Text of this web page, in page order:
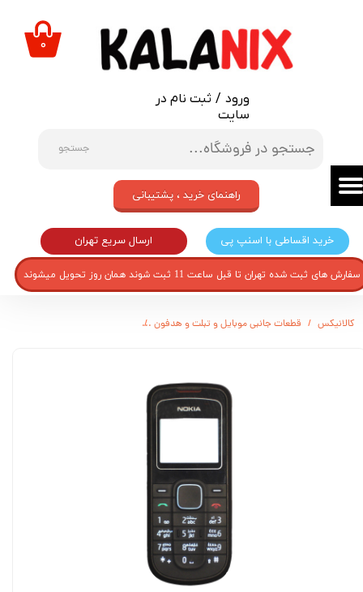
جستجو
ورود / ثبت نام در
سایت
حساب کاربری من
تغییر گذر واژه
خروج از حساب کاربری
۰
خرید اقساطی با اسنپ پی ارسال سریع تهران
راهنمای خرید ، پشتیبانی
سفارش های ثبت شده تهران تا قبل ساعت 11 ثبت شوند همان روز تحویل میشوند
کالانیکس قطعات جانبی موبایل و تبلت و هدفون